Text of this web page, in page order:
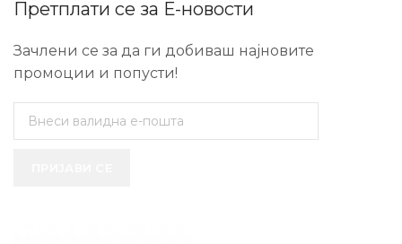
Претплати се за Е-новости
Зачлени се за да ги добиваш најновите
промоции и попусти!